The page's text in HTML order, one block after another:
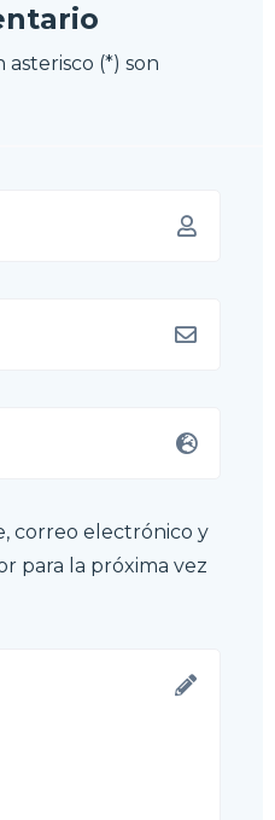
asterisco (*) son
correo electrónico y
para la próxima vez